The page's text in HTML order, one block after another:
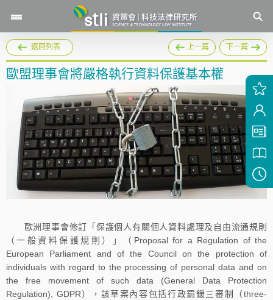
返回列表 上一篇 下一篇
歐盟理事會將嚴格執行資料保護基本權
歐洲理事會修訂「保護個人有關個人資料處理及自由流通規則
（一般資料保護規則）」（Proposal for a Regulation of the
European Parliament and of the Council on the protection of
individuals with regard to the processing of personal data and on
the free movement of such data (General Data Protection
Regulation), GDPR），該草案內容包括行政罰鍰三審制（three-